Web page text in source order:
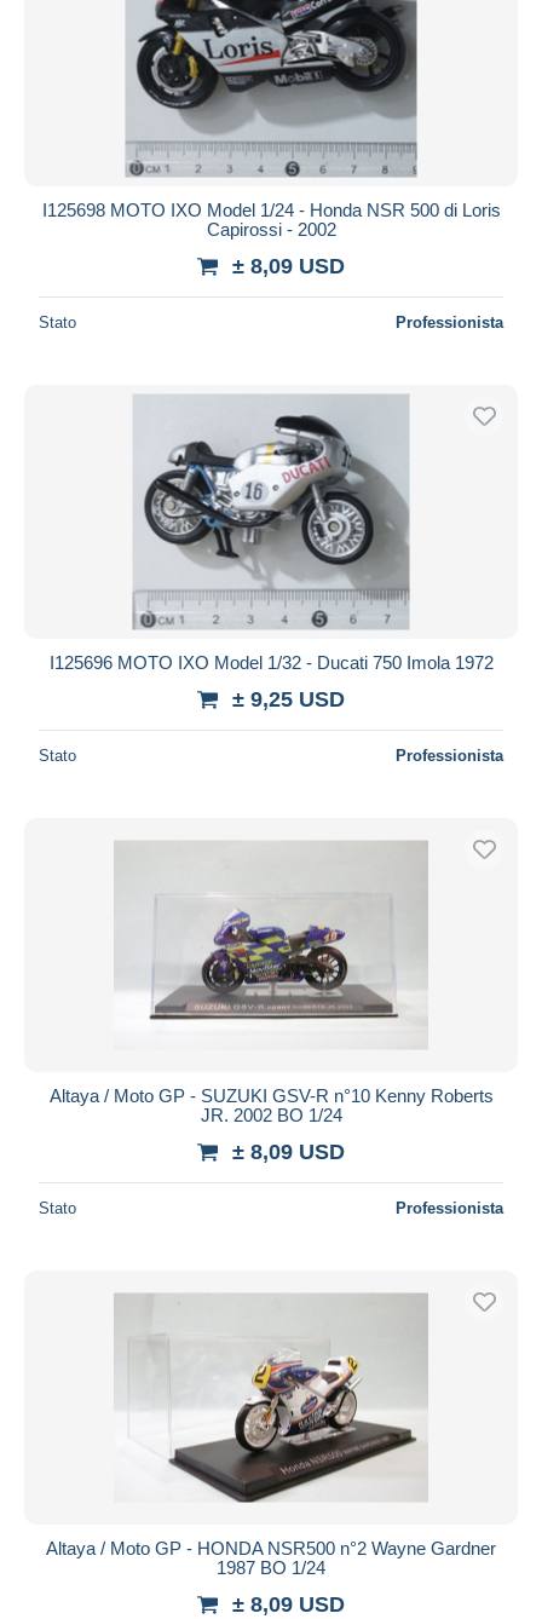
I125698 MOTO IXO Model 1/24 - Honda NSR 500 di Loris
Capirossi - 2002
± 8,09 USD
Stato Professionista
I125696 MOTO IXO Model 1/32 - Ducati 750 Imola 1972
± 9,25 USD
Stato Professionista
Altaya / Moto GP - SUZUKI GSV-R n°10 Kenny Roberts
JR. 2002 BO 1/24
± 8,09 USD
Stato Professionista
Altaya / Moto GP - HONDA NSR500 n°2 Wayne Gardner
1987 BO 1/24
± 8,09 USD